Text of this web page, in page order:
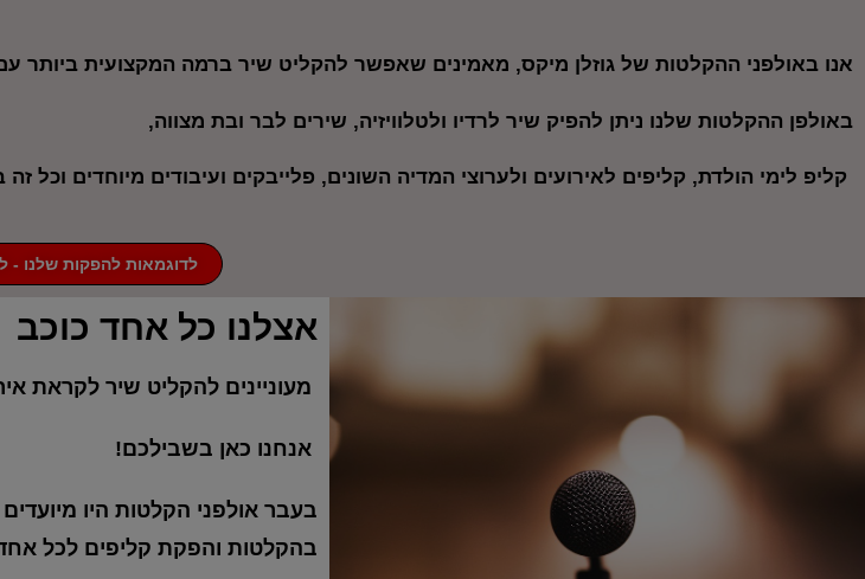
אנו באולפני ההקלטות של גוזלן מיקס, מאמינים שאפשר להקליט שיר ברמה המקצועית ביותר
באולפן ההקלטות שלנו ניתן להפיק שיר לרדיו ולטלוויזיה, שירים לבר ובת מצווה,
קליפ לימי הולדת, קליפים לאירועים ולערוצי המדיה השונים, פלייבקים ועיבודים מיוחדים
לדוגמאות להפקות שלנו -
אצלנו כל אחד כוכב
מעוניינים להקליט שיר לקראת
אנחנו כאן בשבילכם!
בעבר אולפני הקלטות היו
בהקלטות והפקת קליפים לכל